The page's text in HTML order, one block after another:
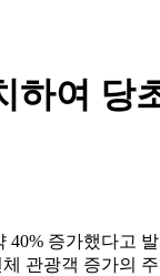
하여 당
증가했다고
관광객 증가의